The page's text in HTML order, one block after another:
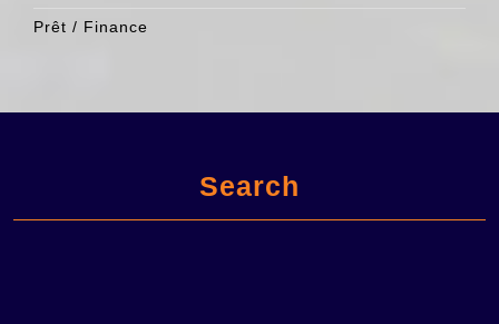
Prêt / Finance
Search